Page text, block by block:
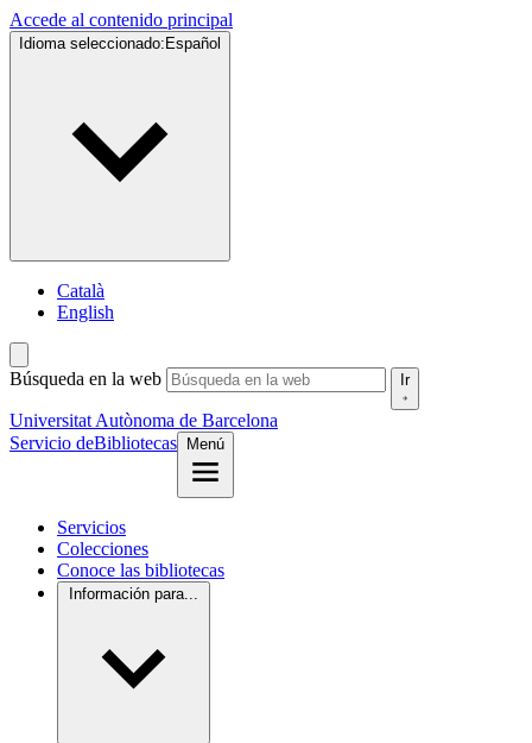
Accede al contenido principal
Idioma seleccionado: Español
Català
English
Búsqueda en la web Ir
Universitat Autònoma de Barcelona
Servicio deBibliotecas Menú
Servicios
Colecciones
Conoce las bibliotecas
Información para...